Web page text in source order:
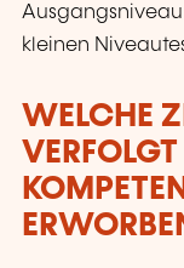
kleinen
WELCHE